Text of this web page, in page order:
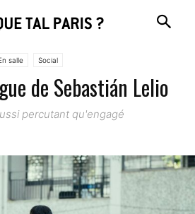
salle Social
de Sebastián Lelio
percutant qu'engagé